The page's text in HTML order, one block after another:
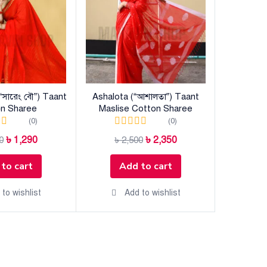
বৌ”) Taant
Sharee
(0)
৳ 1,290
cart
to wishlist
Ashalota (“আশালতা”) Taant
Maslise Cotton Sharee
(0)
৳2,500 ৳ 2,350
Add to cart
Add to wishlist